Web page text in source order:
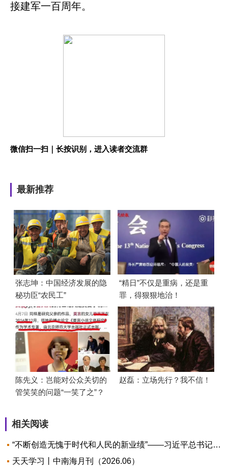
接建军一百周年。
微信扫一扫｜长按识别，进入读者交流群
最新推荐
张志坤：中国经济发展的隐
秘功臣“农民工”
“精日”不仅是重病，还是重
罪，得狠狠地治！
陈先义：岂能对公众关切的
管笑笑的问题“一笑了之”？
赵磊：立场先行？我不信！
相关阅读
“不断创造无愧于时代和人民的新业绩”——习近平总书记与“七一勋章”获得者的故事
天天学习丨中南海月刊（2026.06）